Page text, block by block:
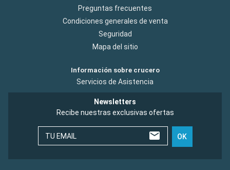
Preguntas frecuentes
Condiciones generales de venta
Seguridad
Mapa del sitio
Información sobre crucero
Servicios de Asistencia
Newsletters
Recibe nuestras exclusivas ofertas
TU EMAIL OK